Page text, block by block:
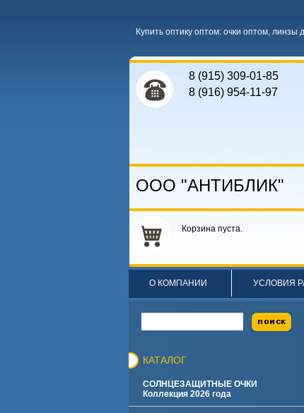
Купить оптику оптом: очки оптом, линзы
8 (915) 309-01-85
8 (916) 954-11-97
ООО "АНТИБЛИК"
Корзина пуста.
О КОМПАНИИ УСЛОВИЯ
КАТАЛОГ
СОЛНЦЕЗАЩИТНЫЕ ОЧКИ
Коллекция 2026 года